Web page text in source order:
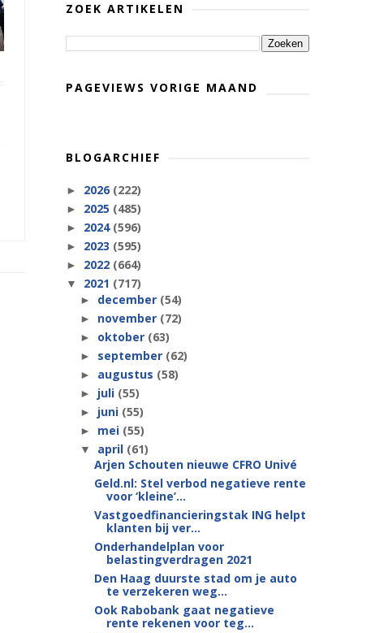
ZOEK ARTIKELEN
PAGEVIEWS VORIGE MAAND
BLOGARCHIEF
► 2026 (222)
► 2025 (485)
► 2024 (596)
► 2023 (595)
► 2022 (664)
▼ 2021 (717)
► december (54)
► november (72)
► oktober (63)
► september (62)
► augustus (58)
► juli (55)
► juni (55)
► mei (55)
▼ april (61)
Arjen Schouten nieuwe CFRO Univé
Geld.nl: Stel verbod negatieve rente
voor ‘kleine’...
Vastgoedfinancieringstak ING helpt
klanten bij ver...
Onderhandelplan voor
belastingverdragen 2021
Den Haag duurste stad om je auto
te verzekeren weg...
Ook Rabobank gaat negatieve
rente rekenen voor teg...